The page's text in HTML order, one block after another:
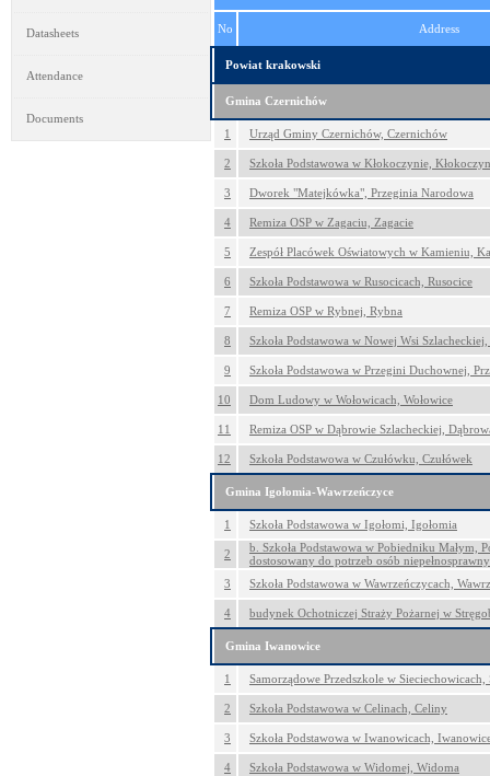
Datasheets
Attendance
Documents
No Address
Powiat krakowski
Gmina Czernichów
1 Urząd Gminy Czernichów, Czernichów
2 Szkoła Podstawowa w Kłokoczynie, Kłokoczyn
3 Dworek "Matejkówka", Przeginia Narodowa
4 Remiza OSP w Zagaciu, Zagacie
5 Zespół Placówek Oświatowych w Kamieniu,
6 Szkoła Podstawowa w Rusocicach, Rusocice
7 Remiza OSP w Rybnej, Rybna
8 Szkoła Podstawowa w Nowej Wsi
9 Szkoła Podstawowa w Przegini Duchownej,
10 Dom Ludowy w Wołowicach, Wołowice
11 Remiza OSP w Dąbrowie Szlacheckiej,
12 Szkoła Podstawowa w Czułówku, Czułówek
Gmina Igołomia-Wawrzeńczyce
1 Szkoła Podstawowa w Igołomi, Igołomia
2
b. Szkoła Podstawowa w Pobiedniku Małym,
dostosowany do potrzeb osób
3
Szkoła Podstawowa w Wawrzeńczycach,
4 budynek Ochotniczej Straży Pożarnej w
Gmina Iwanowice
1 Samorządowe Przedszkole w Sieciechowicach,
2 Szkoła Podstawowa w Celinach, Celiny
3 Szkoła Podstawowa w Iwanowicach,
4 Szkoła Podstawowa w Widomej, Widoma